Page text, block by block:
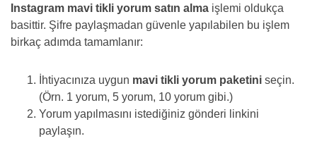
Instagram mavi tikli yorum satın alma işlemi oldukça
basittir. Şifre paylaşmadan güvenle yapılabilen bu işlem
birkaç adımda tamamlanır:
İhtiyacınıza uygun mavi tikli yorum paketini seçin.
(Örn. 1 yorum, 5 yorum, 10 yorum gibi.)
Yorum yapılmasını istediğiniz gönderi linkini
paylaşın.